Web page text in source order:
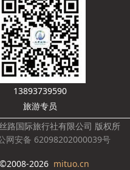
13893739590
旅游专员
路国际旅行社有限公司 版权所
网安备 62098202000039号
2026 mituo.cn